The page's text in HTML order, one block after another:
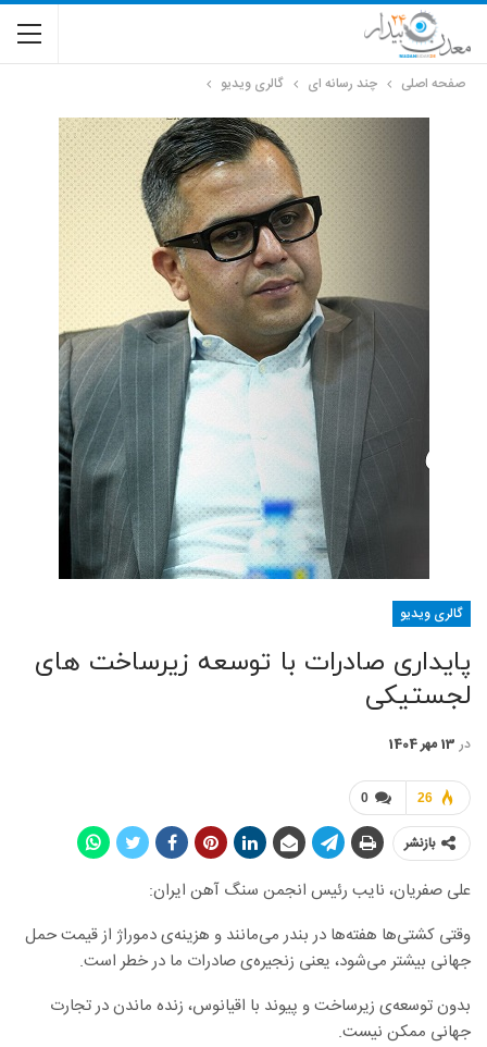
صفحه اصلی چند رسانه ای گالری ویدیو
گالری ویدیو
پایداری صادرات با توسعه زیرساخت های
لجستیکی
در 13 مهر 1404
0 26
بازنشر
علی صفریان، نایب رئیس انجمن سنگ آهن ایران:
وقتی کشتی‌ها هفته‌ها در بندر می‌مانند و هزینه‌ی دموراژ از قیمت حمل
جهانی بیشتر می‌شود، یعنی زنجیره‌ی صادرات ما در خطر است.
بدون توسعه‌ی زیرساخت و پیوند با اقیانوس، زنده ماندن در تجارت
جهانی ممکن نیست.